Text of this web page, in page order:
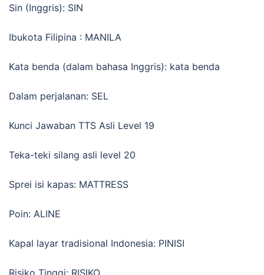
Sin (Inggris): SIN
Ibukota Filipina : MANILA
Kata benda (dalam bahasa Inggris): kata benda
Dalam perjalanan: SEL
Kunci Jawaban TTS Asli Level 19
Teka-teki silang asli level 20
Sprei isi kapas: MATTRESS
Poin: ALINE
Kapal layar tradisional Indonesia: PINISI
Risiko Tinggi: RISIKO